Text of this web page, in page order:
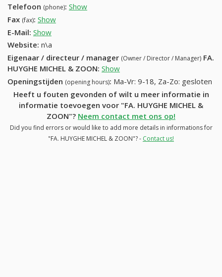
Telefoon (phone): Show
Fax (fax): Show
E-Mail: Show
Website: n\a
Eigenaar / directeur / manager (Owner / Director / Manager) FA.
HUYGHE MICHEL & ZOON: Show
Openingstijden (opening hours): Ma-Vr: 9-18, Za-Zo: gesloten
Heeft u fouten gevonden of wilt u meer informatie in
informatie toevoegen voor "FA. HUYGHE MICHEL &
ZOON"? Neem contact met ons op!
Did you find errors or would like to add more details in informations for
"FA. HUYGHE MICHEL & ZOON"? - Contact us!